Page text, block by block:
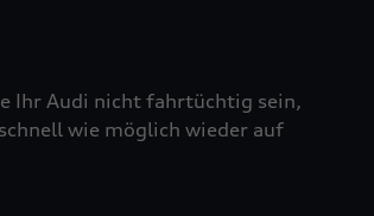
Ihr Audi nicht fahrtüchtig sein,
wie möglich wieder auf